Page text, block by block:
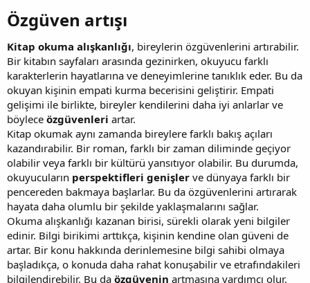
Özgüven artışı​
Kitap okuma alışkanlığı, bireylerin özgüvenlerini artırabilir.
Bir kitabın sayfaları arasında gezinirken, okuyucu farklı
karakterlerin hayatlarına ve deneyimlerine tanıklık eder. Bu da
okuyan kişinin empati kurma becerisini geliştirir. Empati
gelişimi ile birlikte, bireyler kendilerini daha iyi anlarlar ve
böylece özgüvenleri artar.
Kitap okumak aynı zamanda bireylere farklı bakış açıları
kazandırabilir. Bir roman, farklı bir zaman diliminde geçiyor
olabilir veya farklı bir kültürü yansıtıyor olabilir. Bu durumda,
okuyucuların perspektifleri genişler ve dünyaya farklı bir
pencereden bakmaya başlarlar. Bu da özgüvenlerini artırarak
hayata daha olumlu bir şekilde yaklaşmalarını sağlar.
Okuma alışkanlığı kazanan birisi, sürekli olarak yeni bilgiler
edinir. Bilgi birikimi arttıkça, kişinin kendine olan güveni de
artar. Bir konu hakkında derinlemesine bilgi sahibi olmaya
başladıkça, o konuda daha rahat konuşabilir ve etrafındakileri
bilgilendirebilir. Bu da özgüvenin artmasına yardımcı olur.